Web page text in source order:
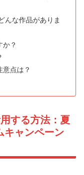
んな作品がありま
か？
意点は？
する方法：夏
キャンペーン